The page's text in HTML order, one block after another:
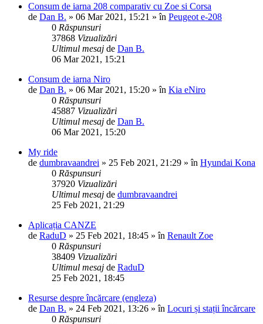
Consum de iarna 208 comparativ cu Zoe si Corsa
de Dan B. » 06 Mar 2021, 15:21 » în Peugeot e-208
0 Răspunsuri
37868 Vizualizări
Ultimul mesaj de Dan B.
06 Mar 2021, 15:21
Consum de iarna Niro
de Dan B. » 06 Mar 2021, 15:20 » în Kia eNiro
0 Răspunsuri
45887 Vizualizări
Ultimul mesaj de Dan B.
06 Mar 2021, 15:20
My ride
de dumbravaandrei » 25 Feb 2021, 21:29 » în Hyundai Kona
0 Răspunsuri
37920 Vizualizări
Ultimul mesaj de dumbravaandrei
25 Feb 2021, 21:29
Aplicația CANZE
de RaduD » 25 Feb 2021, 18:45 » în Renault Zoe
0 Răspunsuri
38409 Vizualizări
Ultimul mesaj de RaduD
25 Feb 2021, 18:45
Resurse despre încărcare (engleza)
de Dan B. » 24 Feb 2021, 13:26 » în Locuri și stații încărcare
0 Răspunsuri